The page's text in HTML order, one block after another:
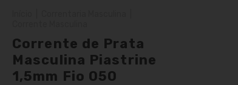
Corrente de Prata
Masculina Piastrine
1,5mm Fio 050